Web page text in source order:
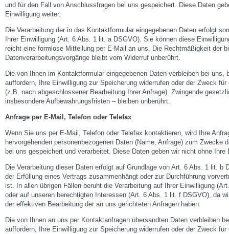
und für den Fall von Anschlussfragen bei uns gespeichert. Diese Daten
Einwilligung weiter.
Die Verarbeitung der in das Kontaktformular eingegebenen Daten erfolgt
Ihrer Einwilligung (Art. 6 Abs. 1 lit. a DSGVO). Sie können diese
reicht eine formlose Mitteilung per E-Mail an uns. Die Rechtmäßigkeit der
Datenverarbeitungsvorgänge bleibt vom Widerruf unberührt.
Die von Ihnen im Kontaktformular eingegebenen Daten verbleiben bei uns,
auffordern, Ihre Einwilligung zur Speicherung widerrufen oder der Zweck
(z.B. nach abgeschlossener Bearbeitung Ihrer Anfrage). Zwingende
insbesondere Aufbewahrungsfristen – bleiben unberührt.
Anfrage per E-Mail, Telefon oder Telefax
Wenn Sie uns per E-Mail, Telefon oder Telefax kontaktieren, wird Ihre
hervorgehenden personenbezogenen Daten (Name, Anfrage) zum Zwecke
bei uns gespeichert und verarbeitet. Diese Daten geben wir nicht ohne Ihre
Die Verarbeitung dieser Daten erfolgt auf Grundlage von Art. 6 Abs. 1 lit. b
der Erfüllung eines Vertrags zusammenhängt oder zur Durchführung
ist. In allen übrigen Fällen beruht die Verarbeitung auf Ihrer Einwilligung
oder auf unseren berechtigten Interessen (Art. 6 Abs. 1 lit. f DSGVO), da
der effektiven Bearbeitung der an uns gerichteten Anfragen haben.
Die von Ihnen an uns per Kontaktanfragen übersandten Daten verbleiben
auffordern, Ihre Einwilligung zur Speicherung widerrufen oder der Zweck